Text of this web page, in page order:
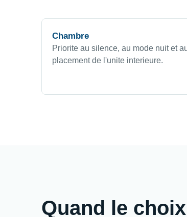
Chambre
Priorite au silence, au mode nuit et
placement de l'unite interieure.
Quand le